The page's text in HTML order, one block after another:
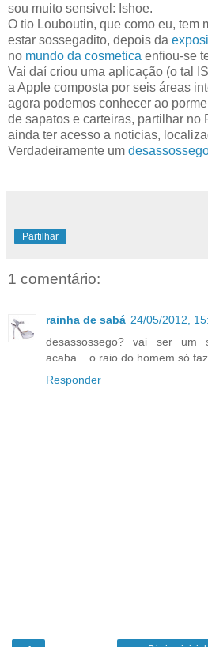
sou muito sensivel: Ishoe.
O tio Louboutin, que como eu, tem
estar sossegadito, depois da
no mundo da cosmetica enfiou-se
Vai daí criou uma aplicação (o tal
a Apple composta por seis áreas
agora podemos conhecer ao
de sapatos e carteiras, partilhar no
ainda ter acesso a noticias,
Verdadeiramente um
Partilhar
1 comentário:
rainha de sabá 24/05/2012,
desassossego? vai ser um
acaba... o raio do homem só
Responder